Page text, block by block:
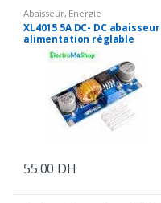
Abaisseur, Energie
XL4015 5A DC- DC abaisseur
alimentation réglable
Module Buck Converter
55.00 DH